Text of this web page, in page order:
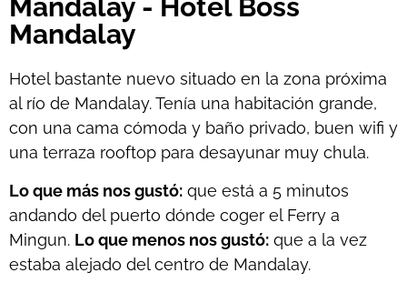
Mandalay - Hotel Boss
Mandalay
Hotel bastante nuevo situado en la zona próxima
al río de Mandalay. Tenía una habitación grande,
con una cama cómoda y baño privado, buen wifi y
una terraza rooftop para desayunar muy chula.
Lo que más nos gustó: que está a 5 minutos
andando del puerto dónde coger el Ferry a
Mingun. Lo que menos nos gustó: que a la vez
estaba alejado del centro de Mandalay.